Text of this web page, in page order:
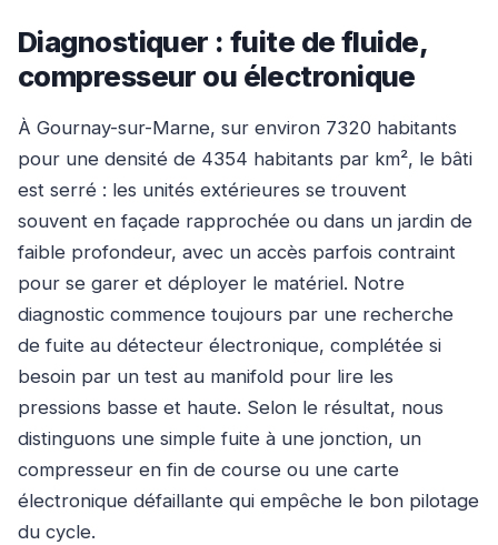
Diagnostiquer : fuite de fluide,
compresseur ou électronique
À Gournay-sur-Marne, sur environ 7320 habitants
pour une densité de 4354 habitants par km², le bâti
est serré : les unités extérieures se trouvent
souvent en façade rapprochée ou dans un jardin de
faible profondeur, avec un accès parfois contraint
pour se garer et déployer le matériel. Notre
diagnostic commence toujours par une recherche
de fuite au détecteur électronique, complétée si
besoin par un test au manifold pour lire les
pressions basse et haute. Selon le résultat, nous
distinguons une simple fuite à une jonction, un
compresseur en fin de course ou une carte
électronique défaillante qui empêche le bon pilotage
du cycle.